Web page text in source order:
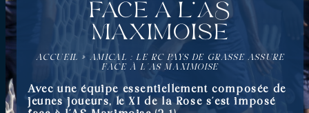
face à l’AS
Maximoise
ACCUEIL » AMICAL : LE RC PAYS DE GRASSE ASSURE
FACE À L’AS MAXIMOISE
Avec une équipe essentiellement composée de
jeunes joueurs, le XI de la Rose s’est imposé